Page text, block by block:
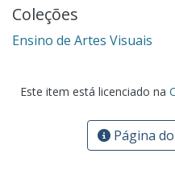
Coleções
Ensino de Artes Visuais
Este item está licenciado na
Página